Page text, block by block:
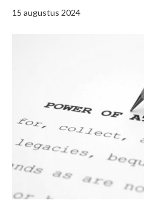
15 augustus 2024